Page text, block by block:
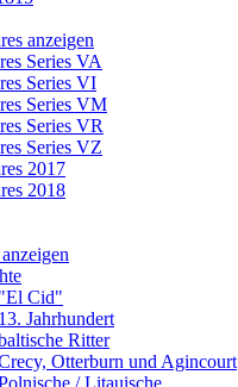
anzeigen
Series VA
Series VI
Series VM
Series VR
Series VZ
2017
2018
Cid"
Jahrhundert
Ritter
Otterburn und Agincourt
/ Litauische